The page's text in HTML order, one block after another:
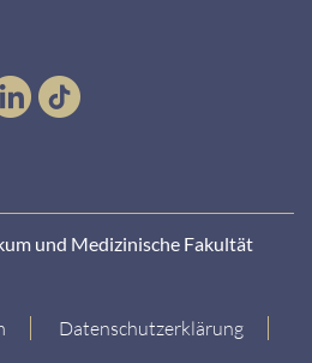
und Medizinische Fakultät
Datenschutzerklärung